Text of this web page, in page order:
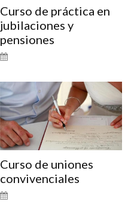
Curso de práctica en
jubilaciones y
pensiones
Curso de uniones
convivenciales